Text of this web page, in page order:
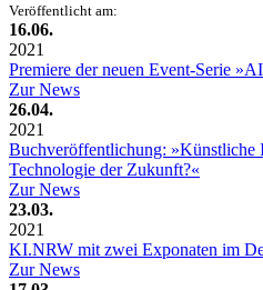
Veröffentlicht am:
16.06.
2021
Premiere der neuen Event-Serie
Zur News
26.04.
2021
Buchveröffentlichung: »Künstliche
Technologie der Zukunft?«
Zur News
23.03.
2021
KI.NRW mit zwei Exponaten im
Zur News